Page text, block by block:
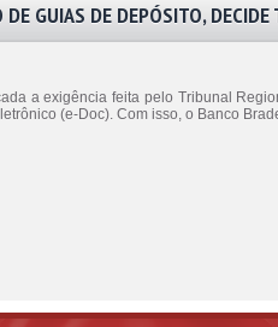
GUIAS DE DEPÓSITO, DECIDE
a exigência feita pelo Tribunal
(e-Doc). Com isso, o Banco